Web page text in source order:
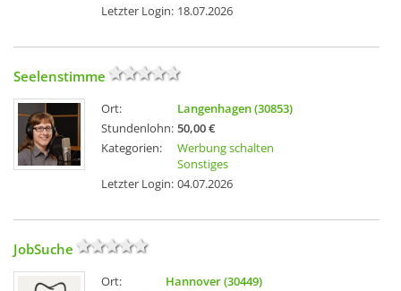
Letzter Login: 18.07.2026
Seelenstimme
Ort:
Langenhagen (30853)
Stundenlohn: 50,00 €
Kategorien:
Werbung schalten
Sonstiges
Letzter Login: 04.07.2026
JobSuche
Ort:
Hannover (30449)